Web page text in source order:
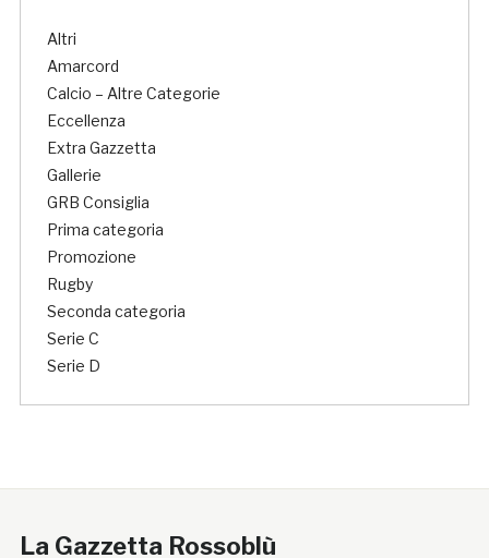
Altri
Amarcord
Calcio – Altre Categorie
Eccellenza
Extra Gazzetta
Gallerie
GRB Consiglia
Prima categoria
Promozione
Rugby
Seconda categoria
Serie C
Serie D
La Gazzetta Rossoblù